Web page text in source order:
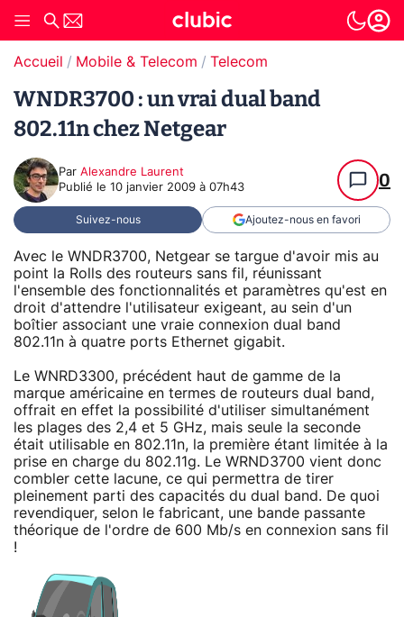
Accueil Mobile & Telecom Telecom
WNDR3700 : un vrai dual band
802.11n chez Netgear
Par Alexandre Laurent
Publié le 10 janvier 2009 à 07h43 0
Suivez-nous Ajoutez-nous en favori
Avec le WNDR3700, Netgear se targue d'avoir mis au
point la Rolls des routeurs sans fil, réunissant
l'ensemble des fonctionnalités et paramètres qu'est en
droit d'attendre l'utilisateur exigeant, au sein d'un
boîtier associant une vraie connexion dual band
802.11n à quatre ports Ethernet gigabit.
Le WNRD3300, précédent haut de gamme de la
marque américaine en termes de routeurs dual band,
offrait en effet la possibilité d'utiliser simultanément
les plages des 2,4 et 5 GHz, mais seule la seconde
était utilisable en 802.11n, la première étant limitée à la
prise en charge du 802.11g. Le WRND3700 vient donc
combler cette lacune, ce qui permettra de tirer
pleinement parti des capacités du dual band. De quoi
revendiquer, selon le fabricant, une bande passante
théorique de l'ordre de 600 Mb/s en connexion sans fil
!